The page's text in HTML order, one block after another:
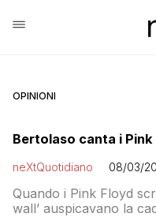
OPINIONI
Bertolaso canta i Pink
neXtQuotidiano 08/03/
Quando i Pink Floyd
wall’ auspicavano la